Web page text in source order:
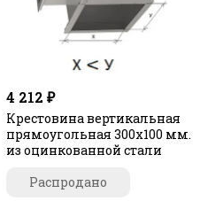
4 212 ₽
Крестовина вертикальная
прямоугольная 300х100 мм.
из оцинкованной стали
Распродано